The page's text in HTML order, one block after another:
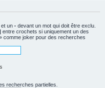
un - devant un mot qui doit être exclu.
| entre crochets si uniquement un des
comme joker pour des recherches
recherches partielles.